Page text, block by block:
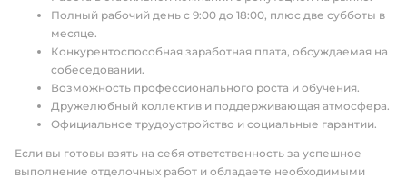
Полный рабочий день с 9:00 до 18:00, плюс две субботы в
месяце.
Конкурентоспособная заработная плата, обсуждаемая на
собеседовании.
Возможность профессионального роста и обучения.
Дружелюбный коллектив и поддерживающая атмосфера.
Официальное трудоустройство и социальные гарантии.
Если вы готовы взять на себя ответственность за успешное
выполнение отделочных работ и обладаете необходимыми